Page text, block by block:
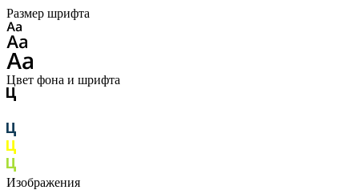
Размер шрифта
Цвет фона и шрифта
Изображения